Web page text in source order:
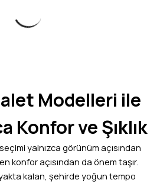
Modelleri ile
Konfor ve Şıklık
yalnızca görünüm açısından
konfor açısından da önem taşır.
kalan, şehirde yoğun tempo